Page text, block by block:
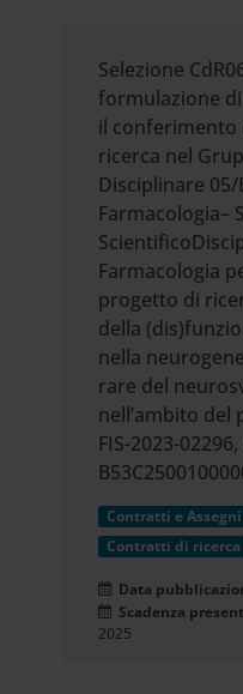
Selezione
formulazione
il conferimento
ricerca nel
Disciplinare 05/
Farmacologia–
Farmacologia
progetto di
della
nella
rare del
nell’ambito del
FIS-2023-02296,
Contratti e
Contratti di ricerca
Data
Scadenza
2025